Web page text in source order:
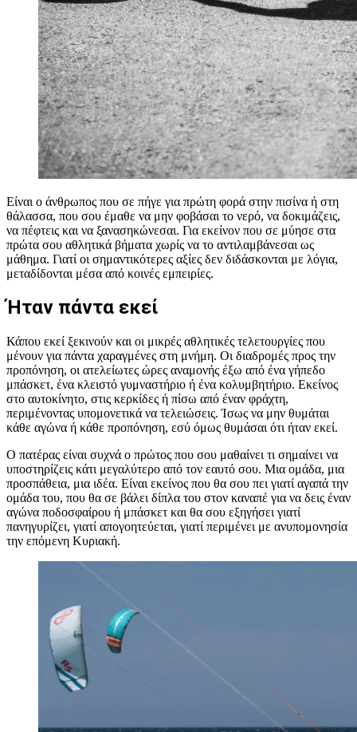
Είναι ο άνθρωπος που σε πήγε για πρώτη φορά στην πισίνα ή στη
θάλασσα, που σου έμαθε να μην φοβάσαι το νερό, να δοκιμάζεις,
να πέφτεις και να ξανασηκώνεσαι. Για εκείνον που σε μύησε στα
πρώτα σου αθλητικά βήματα χωρίς να το αντιλαμβάνεσαι ως
μάθημα. Γιατί οι σημαντικότερες αξίες δεν διδάσκονται με λόγια,
μεταδίδονται μέσα από κοινές εμπειρίες.
Ήταν πάντα εκεί
Κάπου εκεί ξεκινούν και οι μικρές αθλητικές τελετουργίες που
μένουν για πάντα χαραγμένες στη μνήμη. Οι διαδρομές προς την
προπόνηση, οι ατελείωτες ώρες αναμονής έξω από ένα γήπεδο
μπάσκετ, ένα κλειστό γυμναστήριο ή ένα κολυμβητήριο. Εκείνος
στο αυτοκίνητο, στις κερκίδες ή πίσω από έναν φράχτη,
περιμένοντας υπομονετικά να τελειώσεις. Ίσως να μην θυμάται
κάθε αγώνα ή κάθε προπόνηση, εσύ όμως θυμάσαι ότι ήταν εκεί.
Ο πατέρας είναι συχνά ο πρώτος που σου μαθαίνει τι σημαίνει να
υποστηρίζεις κάτι μεγαλύτερο από τον εαυτό σου. Μια ομάδα, μια
προσπάθεια, μια ιδέα. Είναι εκείνος που θα σου πει γιατί αγαπά την
ομάδα του, που θα σε βάλει δίπλα του στον καναπέ για να δεις έναν
αγώνα ποδοσφαίρου ή μπάσκετ και θα σου εξηγήσει γιατί
πανηγυρίζει, γιατί απογοητεύεται, γιατί περιμένει με ανυπομονησία
την επόμενη Κυριακή.